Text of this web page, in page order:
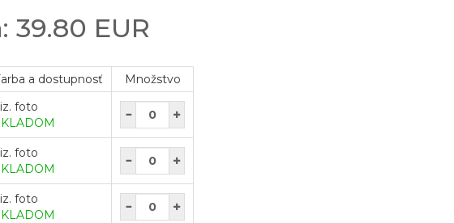
39.80 EUR
a dostupnosť Množstvo
foto
foto
foto